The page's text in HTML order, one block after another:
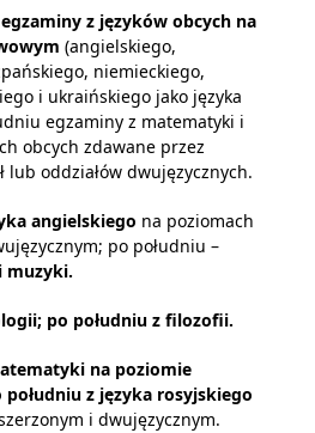
egzaminy z języków obcych na
(angielskiego,
niemieckiego,
i ukraińskiego jako języka
egzaminy z matematyki i
obcych zdawane przez
lub oddziałów dwujęzycznych.
angielskiego na poziomach
po południu –
muzyki.
po południu z filozofii.
na poziomie
z języka rosyjskiego
i dwujęzycznym.